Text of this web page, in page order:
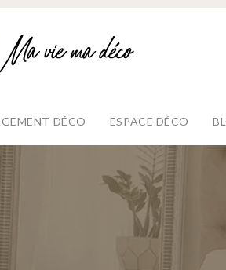
DÉCO ESPACE DÉCO